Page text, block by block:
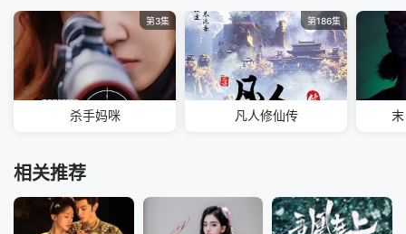
第3集
杀手妈咪
第186集
凡人修仙传
相关推荐